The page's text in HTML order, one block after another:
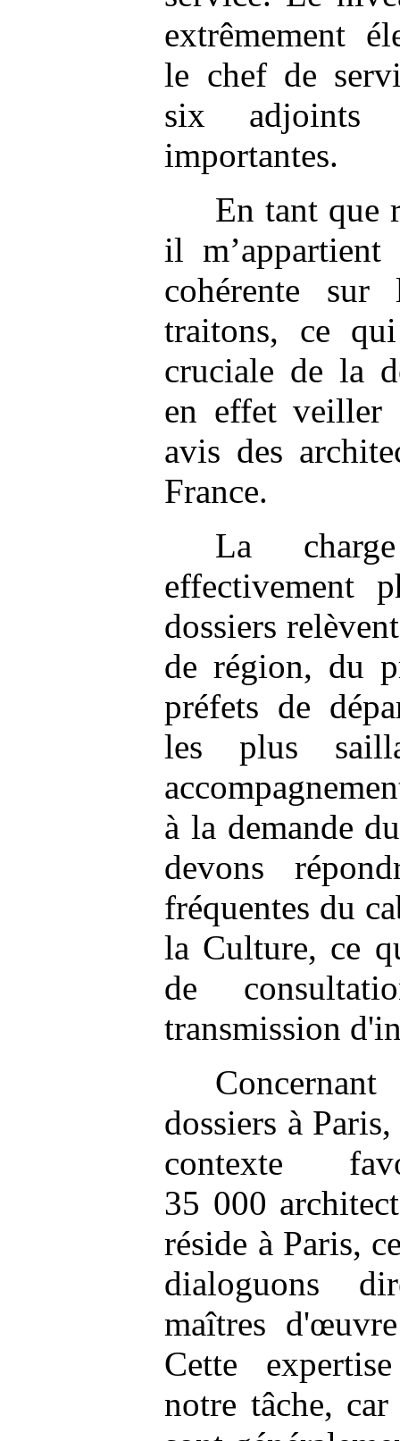
extrêmement
le chef de
six adjoints
importantes.
En tant que
il
cohérente
traitons, ce
cruciale de la
en effet veiller
avis des
France.
La
effectivement
dossiers
de région, du
préfets de
les plus
à la demande
devons
fréquentes du
la Culture, ce
de
transmission
dossiers à
contexte
35 000
réside à Paris,
dialoguons
maîtres
Cette
notre tâche, car